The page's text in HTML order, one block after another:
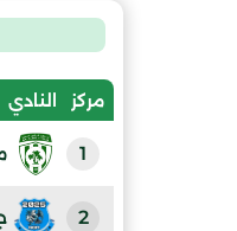
مركز النادي
1
2